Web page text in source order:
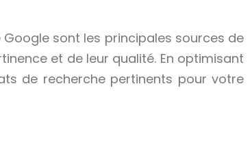
sont les principales sources de
et de leur qualité. En optimisant
de recherche pertinents pour votre